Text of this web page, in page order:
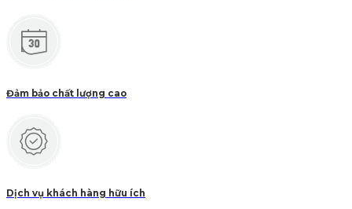
Đảm bảo chất lượng cao
Dịch vụ khách hàng hữu ích